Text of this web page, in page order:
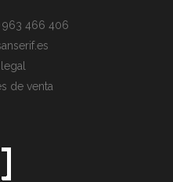
963 466 406
de venta